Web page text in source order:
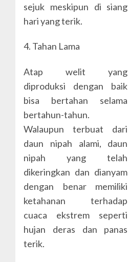
sejuk meskipun di siang
hari yang terik.
4. Tahan Lama
Atap welit yang
diproduksi dengan baik
bisa bertahan selama
bertahun-tahun.
Walaupun terbuat dari
daun nipah alami, daun
nipah yang telah
dikeringkan dan dianyam
dengan benar memiliki
ketahanan terhadap
cuaca ekstrem seperti
hujan deras dan panas
terik.